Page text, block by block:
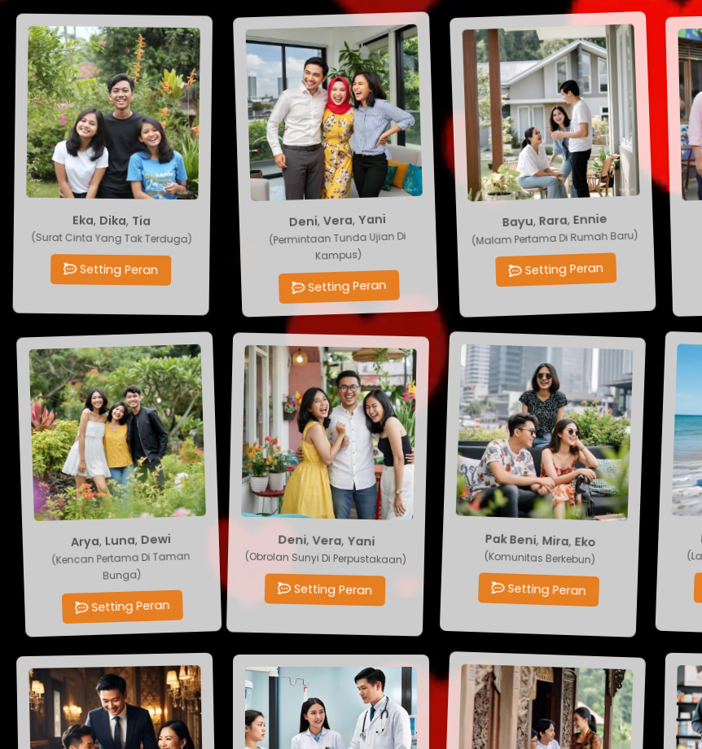
Eka, Dika, Tia
(Surat Cinta Yang Tak Terduga)
Setting Peran
Deni,Vera,Yani
(Permintaan Tunda Ujian Di
Kampus)
Setting Peran
Bayu,Rara,Ennie
(Malam Pertama Di Rumah Baru)
Setting Peran
Arya,Luna,Dewi
(Kencan Pertama Di Taman
Bunga)
Setting Peran
Deni,Vera ,Yani
(Obrolan Sunyi Di Perpustakaan)
Setting Peran
Pak Beni,Mira,Eko
(Komunitas Berkebun)
Setting Peran